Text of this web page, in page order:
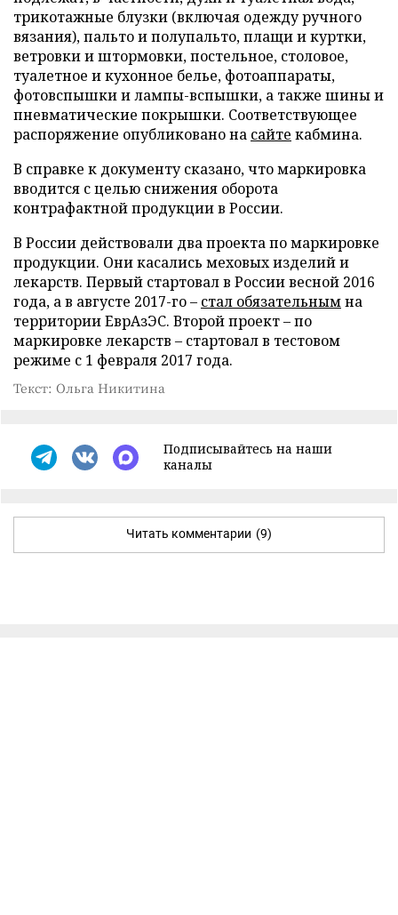
трикотажные блузки (включая одежду ручного
вязания), пальто и полупальто, плащи и куртки,
ветровки и штормовки, постельное, столовое,
туалетное и кухонное белье, фотоаппараты,
фотовспышки и лампы-вспышки, а также шины и
пневматические покрышки. Соответствующее
распоряжение опубликовано на сайте кабмина.
В справке к документу сказано, что маркировка
вводится с целью снижения оборота
контрафактной продукции в России.
В России действовали два проекта по маркировке
продукции. Они касались меховых изделий и
лекарств. Первый стартовал в России весной 2016
года, а в августе 2017-го – стал обязательнымна
территории ЕврАзЭС. Второй проект – по
маркировке лекарств – стартовал в тестовом
режиме с 1 февраля 2017 года.
Текст: Ольга Никитина
Подписывайтесь на наши
каналы
Читать комментарии (9)